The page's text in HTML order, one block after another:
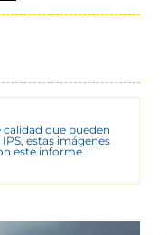
que pueden
estas imágenes
este informe